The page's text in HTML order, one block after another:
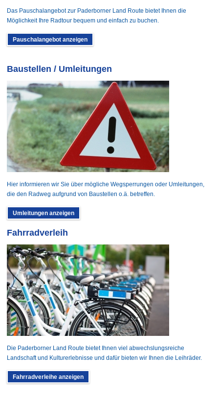
Das Pauschalangebot zur Paderborner Land Route bietet Ihnen die
Möglichkeit Ihre Radtour bequem und einfach zu buchen.
Pauschalangebot anzeigen
Baustellen / Umleitungen
Hier informieren wir Sie über mögliche Wegsperrungen oder Umleitungen,
die den Radweg aufgrund von Baustellen o.ä. betreffen.
Umleitungen anzeigen
Fahrradverleih
Die Paderborner Land Route bietet Ihnen viel abwechslungsreiche
Landschaft und Kulturerlebnisse und dafür bieten wir Ihnen die Leihräder.
Fahrradverleihe anzeigen